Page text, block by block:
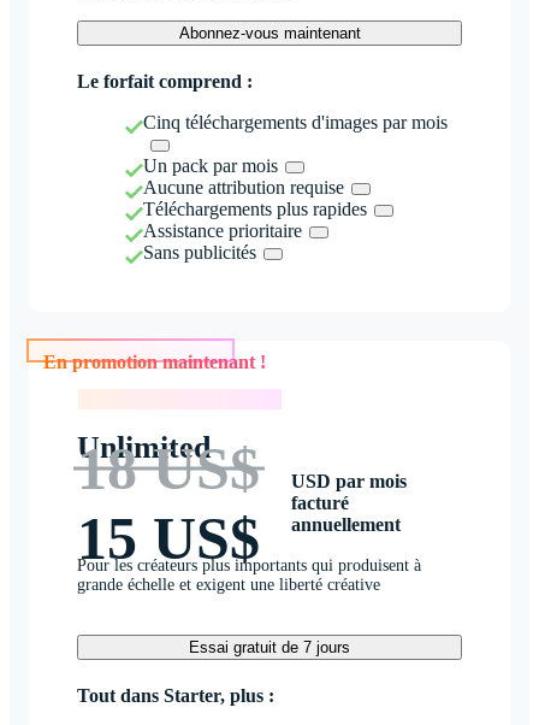
Abonnez-vous maintenant
Le forfait comprend :
Cinq téléchargements d'images par mois
Un pack par mois
Aucune attribution requise
Téléchargements plus rapides
Assistance prioritaire
Sans publicités
En promotion maintenant !
Unlimited
18 US$
15 US$
USD par mois
facturé
annuellement
Pour les créateurs plus importants qui produisent à
grande échelle et exigent une liberté créative
Essai gratuit de 7 jours
Tout dans Starter, plus :